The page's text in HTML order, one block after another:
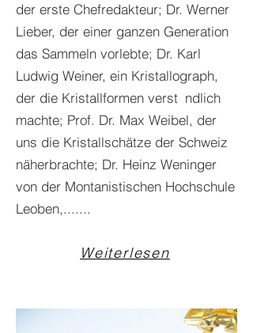
der erste Chefredakteur; Dr. Werner
Lieber, der einer ganzen Generation
das Sammeln vorlebte; Dr. Karl
Ludwig Weiner, ein Kristallograph,
der die Kristallformen verst ndlich
machte; Prof. Dr. Max Weibel, der
uns die Kristallschätze der Schweiz
näherbrachte; Dr. Heinz Weninger
von der Montanistischen Hochschule
Leoben,.......
Weiterlesen